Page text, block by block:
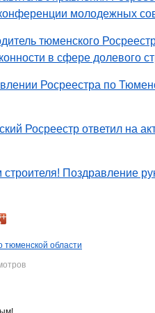
молодежных
тюменского
в сфере долевого
Росреестра по
Росреестр ответил на
Поздравление
тюменской области